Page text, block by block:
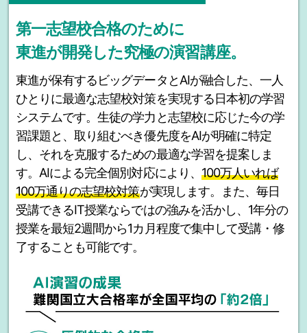
第一志望校合格のために
東進が開発した究極の演習講座。
東進が保有するビッグデータとAIが融合した、一人
ひとりに最適な志望校対策を実現する日本初の学習
システムです。生徒の学力と志望校に応じた今の学
習課題と、取り組むべき優先度をAIが明確に特定
し、それを克服するための最適な学習を提案しま
す。AIによる完全個別対応により、 100万人いれば
100万通りの志望校対策が実現します。また、毎日
受講できるIT授業ならではの強みを活かし、1年分の
授業を最短2週間から1カ月程度で集中して受講・修
了することも可能です。